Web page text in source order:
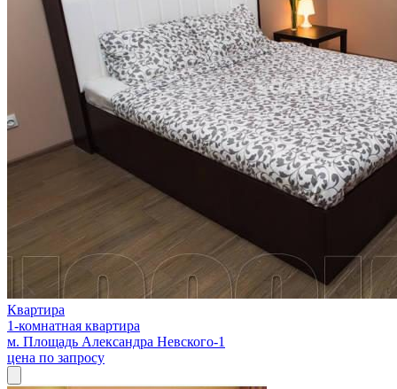
Квартира
1-комнатная квартира
м. Площадь Александра Невского-1
цена по запросу